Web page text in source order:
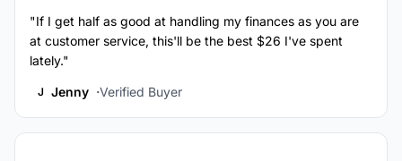
"If I get half as good at handling my finances as you are
at customer service, this'll be the best $26 I've spent
lately."
J Jenny Verified Buyer